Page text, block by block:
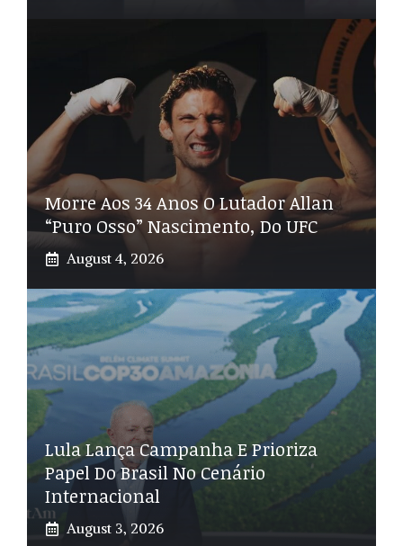
Morre Aos 34 Anos O Lutador Allan
“Puro Osso” Nascimento, Do UFC
August 4, 2026
Lula Lança Campanha E Prioriza
Papel Do Brasil No Cenário
Internacional
August 3, 2026